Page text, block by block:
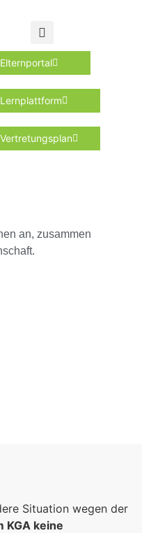
Elternportal
Lernplattform
Vertretungsplan
an, zusammen
Situation wegen der
KGA keine